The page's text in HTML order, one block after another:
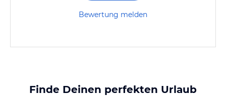
Bewertung melden
Finde Deinen perfekten Urlaub